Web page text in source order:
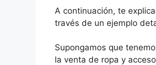
A continuación, te
través de un ejemplo
Supongamos que
la venta de ropa y